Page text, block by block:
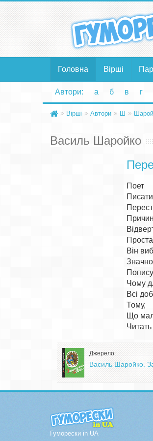
Головна Вірші
Автори: а б в г
Вірші Автори Ш
Василь Шаройко
Поет
Він
Чому
Всі
Тому,
Що
Джерело:
Василь Шаройко.
Гуморески in UA